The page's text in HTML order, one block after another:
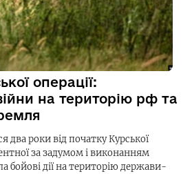
операції:
на територію рф та
два роки від початку Курської
за задумом і виконанням
бойові дії на територію держави-